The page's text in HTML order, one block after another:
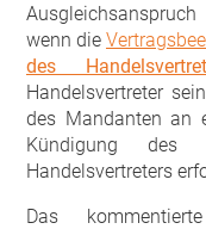
wenn die
des
Handelsvertreter
des Mandanten an
Kündigung des
Handelsvertreters
Das